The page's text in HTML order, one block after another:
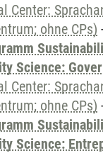
Center:
ohne CPs)
Science:
Center:
ohne CPs)
Science: